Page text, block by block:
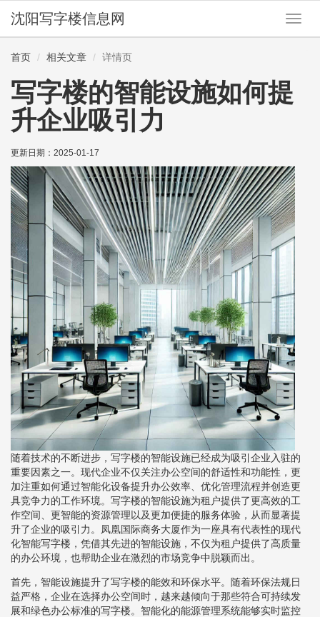
切
换
沈阳写字楼信息网
首页 相关文章 详情页
写字楼的智能设施如何提
升企业吸引力
更新日期： 2025-01-17
随着技术的不断进步，写字楼的智能设施已经成为吸引企业入驻的
重要因素之一。现代企业不仅关注办公空间的舒适性和功能性，更
加注重如何通过智能化设备提升办公效率、优化管理流程并创造更
具竞争力的工作环境。写字楼的智能设施为租户提供了更高效的工
作空间、更智能的资源管理以及更加便捷的服务体验，从而显著提
升了企业的吸引力。凤凰国际商务大厦作为一座具有代表性的现代
化智能写字楼，凭借其先进的智能设施，不仅为租户提供了高质量
的办公环境，也帮助企业在激烈的市场竞争中脱颖而出。
首先，智能设施提升了写字楼的能效和环保水平。随着环保法规日
益严格，企业在选择办公空间时，越来越倾向于那些符合可持续发
展和绿色办公标准的写字楼。智能化的能源管理系统能够实时监控